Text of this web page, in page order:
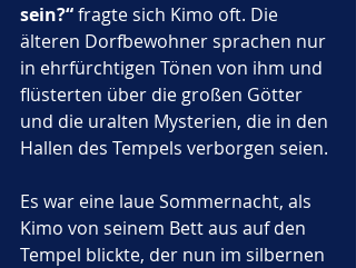
sein?“ fragte sich Kimo oft. Die
älteren Dorfbewohner sprachen nur
in ehrfürchtigen Tönen von ihm und
flüsterten über die großen Götter
und die uralten Mysterien, die in den
Hallen des Tempels verborgen seien.
Es war eine laue Sommernacht, als
Kimo von seinem Bett aus auf den
Tempel blickte, der nun im silbernen